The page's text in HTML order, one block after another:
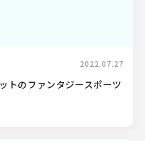
2022.07.27
トのファンタジースポーツ